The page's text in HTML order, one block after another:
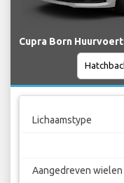
Cupra Born
Lichaamstype
Aangedreven wielen